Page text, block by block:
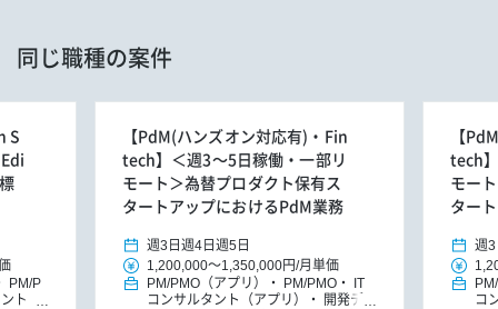
同じ職種の案件
S
PM/P
ト
【PdM(ハンズオン対応有)・Fin
tech】＜週3～5日稼働・一部リ
モート＞為替プロダクト保有ス
タートアップにおけるPdM業務
週3日 週4日 週5日
1,200,000～1,350,000円/月単価
PM/PMO（アプリ）
PM/PMO
IT
コンサルタント（アプリ）
開発ディ
【
tech
モー
ター
週3
コ